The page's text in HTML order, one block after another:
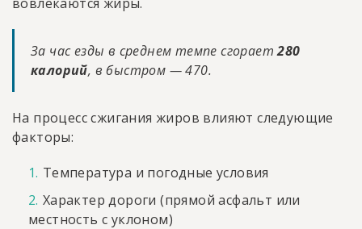
За час езды в среднем темпе сгорает280
калорий, в быстром — 470.
На процесс сжигания жиров влияют следующие
факторы:
Температура и погодные условия
Характер дороги (прямой асфальт или
местность с уклоном)